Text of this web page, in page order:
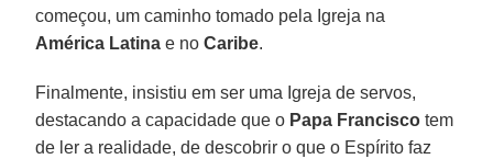
começou, um caminho tomado pela Igreja na
América Latina e noCaribe.
Finalmente, insistiu em ser uma Igreja de servos,
destacando a capacidade que o Papa Francisco tem
de ler a realidade, de descobrir o que o Espírito faz